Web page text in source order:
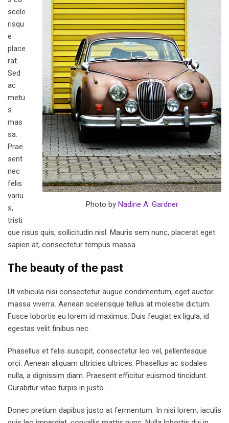
Photo by Nadine A. Gardner
scele
risqu
e
place
rat.
Sed
ac
metu
s
mas
sa.
Prae
sent
nec
felis
variu
s,
tristi
que risus quis, sollicitudin nisl. Mauris sem nunc, placerat eget
sapien at, consectetur tempus massa.
The beauty of the past
Ut vehicula nisi consectetur augue condimentum, eget auctor
massa viverra. Aenean scelerisque tellus at molestie dictum.
Fusce lobortis eu lorem id maximus. Duis feugiat ex ligula, id
egestas velit finibus nec.
Phasellus et felis suscipit, consectetur leo vel, pellentesque
orci. Aenean aliquam ultricies ultrices. Phasellus ac sodales
nulla, a dignissim diam. Praesent efficitur euismod tincidunt.
Curabitur vitae turpis in justo.
Donec pretium dapibus justo at fermentum. In nisi lorem, iaculis